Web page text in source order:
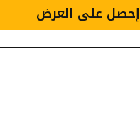
إحصل على العرض